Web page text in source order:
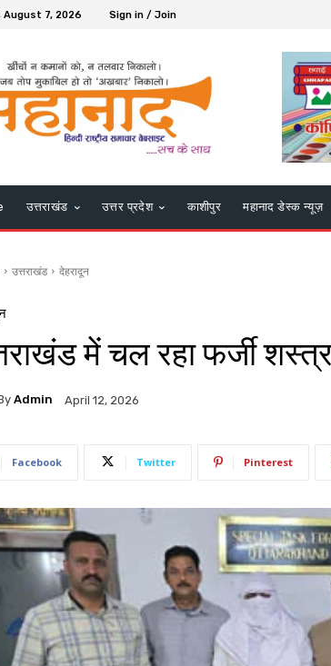
August 7, 2026 Sign in / Join
उत्तराखंड उत्तर प्रदेश काशीपुर महानाद डेस्क न्यूज़
उत्तराखंड देहरादून
में चल रहा फर्जी
Admin April 12, 2026
Facebook Twitter Pinterest